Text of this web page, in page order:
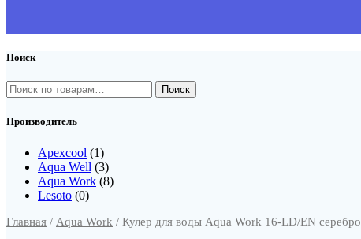
Поиск
Искать:
Производитель
Apexcool (1)
Aqua Well (3)
Aqua Work (8)
Lesoto (0)
Главная / Aqua Work / Кулер для воды Aqua Work 16-LD/EN серебро